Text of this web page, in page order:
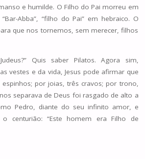
e humilde. O Filho do Pai morreu em
Abba”, “filho do Pai” em hebraico. O
que nos tornemos, sem merecer, filhos
Quis saber Pilatos. Agora sim,
vestes e da vida, Jesus pode afirmar que
espinhos; por joias, três cravos; por trono,
separava de Deus foi rasgado de alto a
Pedro, diante do seu infinito amor, e
centurião: “Este homem era Filho de